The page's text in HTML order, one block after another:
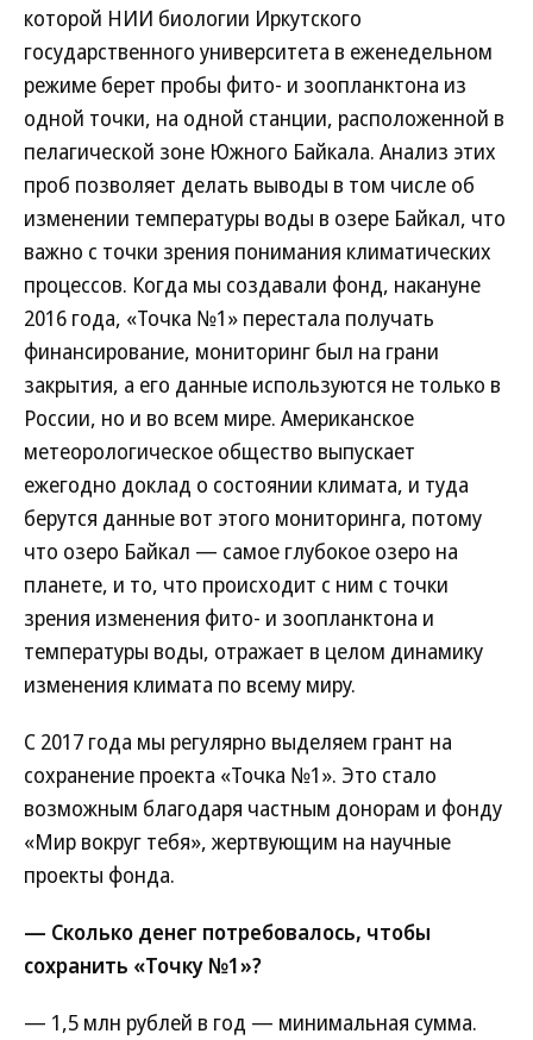
которой НИИ биологии Иркутского
государственного университета в еженедельном
режиме берет пробы фито- и зоопланктона из
одной точки, на одной станции, расположенной в
пелагической зоне Южного Байкала. Анализ этих
проб позволяет делать выводы в том числе об
изменении температуры воды в озере Байкал, что
важно с точки зрения понимания климатических
процессов. Когда мы создавали фонд, накануне
2016 года, «Точка №1» перестала получать
финансирование, мониторинг был на грани
закрытия, а его данные используются не только в
России, но и во всем мире. Американское
метеорологическое общество выпускает
ежегодно доклад о состоянии климата, и туда
берутся данные вот этого мониторинга, потому
что озеро Байкал — самое глубокое озеро на
планете, и то, что происходит с ним с точки
зрения изменения фито- и зоопланктона и
температуры воды, отражает в целом динамику
изменения климата по всему миру.
С 2017 года мы регулярно выделяем грант на
сохранение проекта «Точка №1». Это стало
возможным благодаря частным донорам и фонду
«Мир вокруг тебя», жертвующим на научные
проекты фонда.
— Сколько денег потребовалось, чтобы
сохранить «Точку №1»?
— 1,5 млн рублей в год — минимальная сумма.